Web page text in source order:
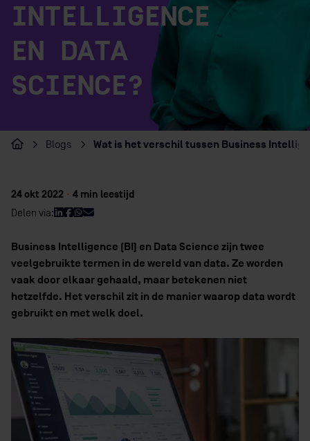
INTELLIGENCE
EN DATA
SCIENCE?
Home
Blogs Wat is het verschil tussen Business
24 okt 2022 · 4 min leestijd
Delen via:
Business Intelligence (BI) en Data Science zijn twee
veelgebruikte termen in de wereld van data. Ze worden
vaak door elkaar gehaald, maar betekenen niet
hetzelfde. Het verschil zit in de manier waarop data wordt
gebruikt en met welk doel.